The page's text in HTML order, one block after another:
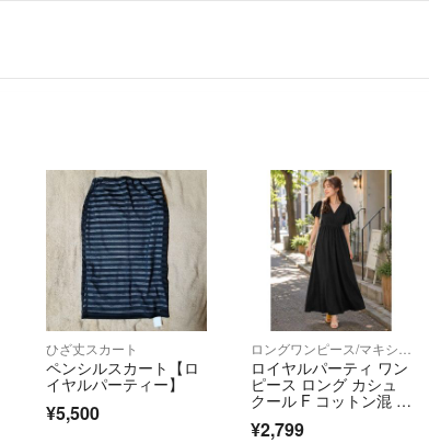
ひざ丈スカート
ペンシルスカート【ロ
イヤルパーティー】
¥5,500
ロイヤルパーティ ワン
ピース ロング カシュ
クール F コットン混 デ
ート 黒
¥2,799